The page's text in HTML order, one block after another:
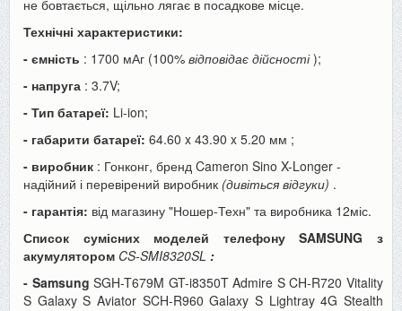
не бовтається, щільно лягає в посадкове місце.
Технічні характеристики:
- ємність : 1700 мАг (100% відповідає дійсності);
- напруга : 3.7V;
- Тип батареї: Li-ion;
- габарити батареї: 64.60 x 43.90 x 5.20 мм ;
- виробник : Гонконг, бренд Cameron Sino X-Longer -
надійний і перевірений виробник (дивіться відгуки) .
- гарантія: від магазину "Ношер-Техн" та виробника 12міс.
Список сумісних моделей телефону SAMSUNG з
акумулятором CS-SMI8320SL :
- Samsung SGH-T679M GT-i8350T Admire S CH-R720 Vitality
S Galaxy S Aviator SCH-R960 Galaxy S Lightray 4G Stealth